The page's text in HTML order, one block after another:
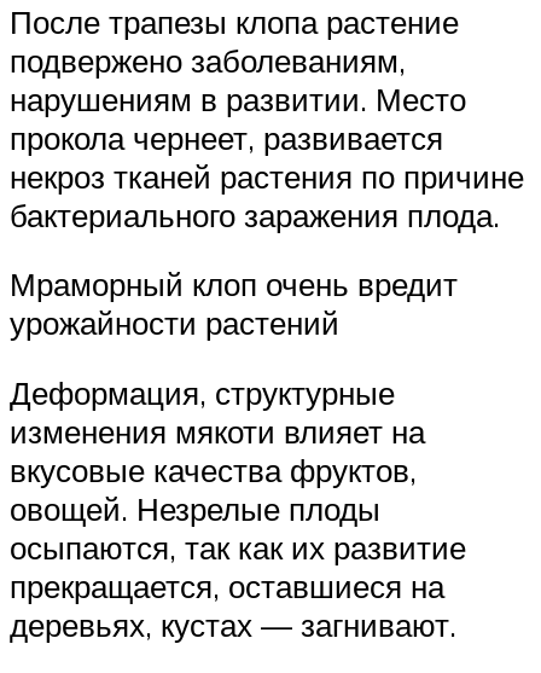
После трапезы клопа растение
подвержено заболеваниям,
нарушениям в развитии. Место
прокола чернеет, развивается
некроз тканей растения по причине
бактериального заражения плода.
Мраморный клоп очень вредит
урожайности растений
Деформация, структурные
изменения мякоти влияет на
вкусовые качества фруктов,
овощей. Незрелые плоды
осыпаются, так как их развитие
прекращается, оставшиеся на
деревьях, кустах — загнивают.